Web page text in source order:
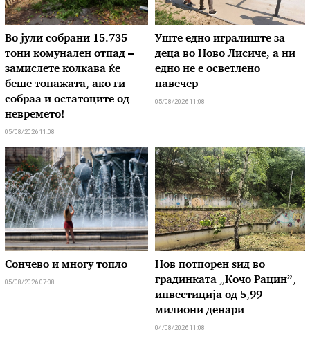
Во јули собрани 15.735
тони комунален отпад –
замислете колкава ќе
беше тонажата, ако ги
собраа и остатоците од
невремето!
05/08/2026 11:08
Уште едно игралиште за
деца во Ново Лисиче, а ни
едно не е осветлено
навечер
05/08/2026 11:08
Сончево и многу топло
05/08/2026 07:08
Нов потпорен ѕид во
градинката „Кочо Рацин”,
инвестиција од 5,99
милиони денари
04/08/2026 11:08